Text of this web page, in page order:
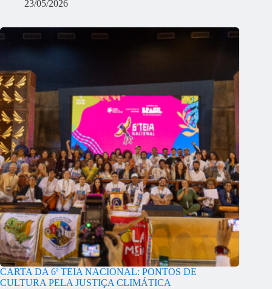
23/05/2026
CARTA DA 6ª TEIA NACIONAL: PONTOS DE
CULTURA PELA JUSTIÇA CLIMÁTICA